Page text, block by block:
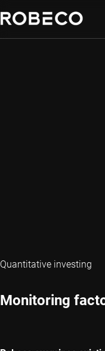
Quantitative investing
Monitoring